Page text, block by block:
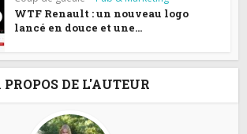
WTF Renault : un nouveau logo
lancé en douce et une...
PROPOS DE L'AUTEUR